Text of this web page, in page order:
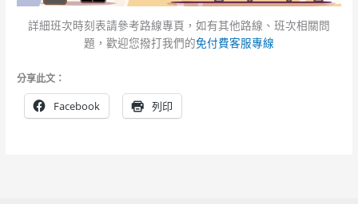
詳細班次時刻表請參考路線專頁，如有其他路線、班次相關問
題，歡迎您撥打我們的免付費客服專線
分享此文：
Facebook 列印